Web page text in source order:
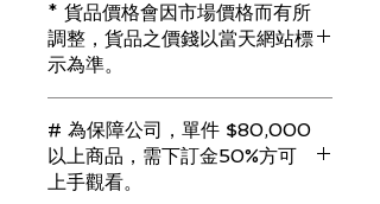
冇加色！冇化妝！
i) 所有已鑲玉器珠寶丶玉鐲丶擺件皆 奉
送 [香港翡翠鑑証書]
真鑽。
i) 成色足。冇鍍金！冇包金！冇假金！
3) 顧客所花費一分一毫全部都是珠寶本
身應有價值。
* 貨品價格會因市場價格而有所
調整，貨品之價錢以當天網站標
示為準。
# 為保障公司，單件 $80,000
以上商品，需下訂金50%方可
上手觀看。